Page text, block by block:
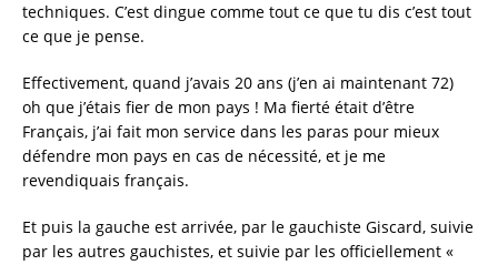
techniques. C’est dingue comme tout ce que tu dis c’est tout
ce que je pense.
Effectivement, quand j’avais 20 ans (j’en ai maintenant 72)
oh que j’étais fier de mon pays ! Ma fierté était d’être
Français, j’ai fait mon service dans les paras pour mieux
défendre mon pays en cas de nécessité, et je me
revendiquais français.
Et puis la gauche est arrivée, par le gauchiste Giscard, suivie
par les autres gauchistes, et suivie par les officiellement «